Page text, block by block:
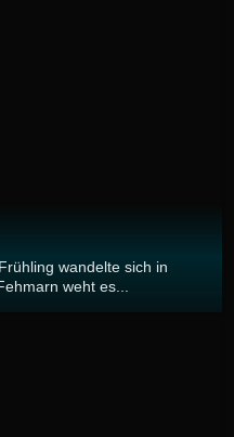
wandelte sich in
weht es...